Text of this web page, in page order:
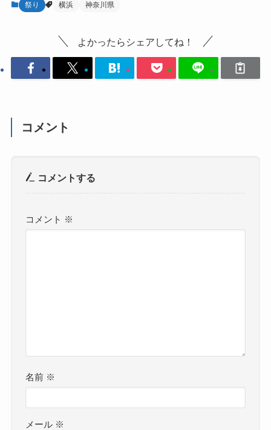
祭り 横浜 神奈川県
よかったらシェアしてね！
コメント
コメントする
コメント ※
名前 ※
メール ※